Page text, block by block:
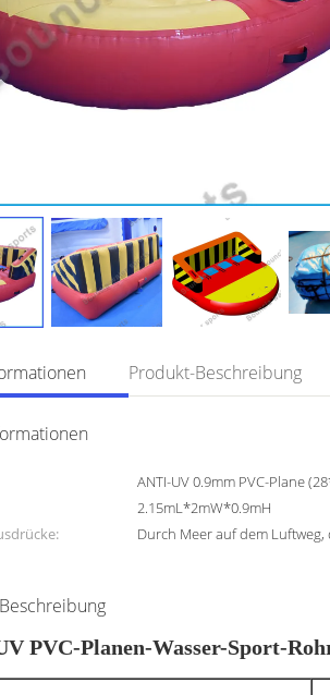
Produkt-Beschreibung
ANTI-UV 0.9mm PVC-Plane
2.15mL*2mW*0.9mH
Durch Meer auf dem
PVC-Planen-Wasser-Sport-